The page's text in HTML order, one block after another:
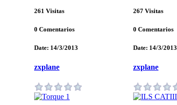
261 Visitas
0 Comentarios
Date: 14/3/2013
zxplane
267 Visitas
0 Comentarios
Date: 14/3/2013
zxplane